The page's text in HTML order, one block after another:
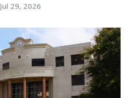
Jul 29, 2026